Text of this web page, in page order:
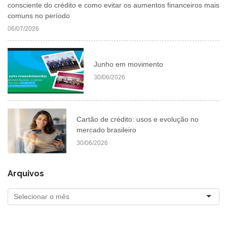
consciente do crédito e como evitar os aumentos financeiros mais
comuns no período
06/07/2026
Junho em movimento
30/06/2026
Cartão de crédito: usos e evolução no
mercado brasileiro
30/06/2026
Arquivos